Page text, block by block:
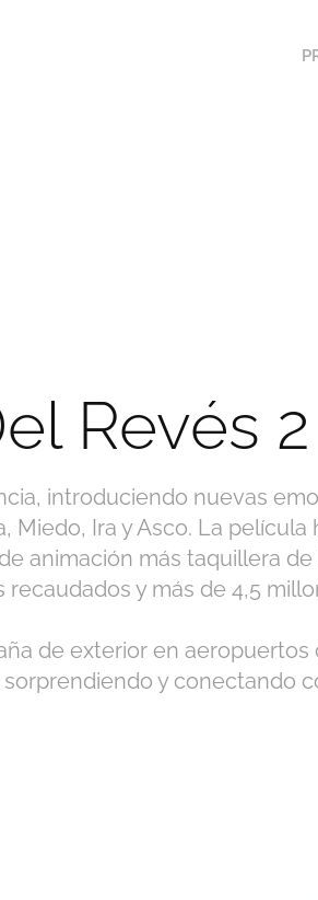
Revés 2
introduciendo nuevas
Miedo, Ira y Asco. La película
animación más taquillera de
y más de 4,5
de exterior en
y conectando